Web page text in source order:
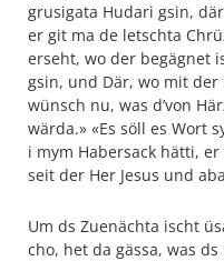
grusigata Hudari gsin,
er git ma de letschta
erseht, wo der begägnet
gsin, und Där, wo mit der
wünsch nu, was d’von
wärda.» «Es söll es Wort
i mym Habersack hätti,
seit der Her Jesus und
Um ds Zuenächta ischt
cho, het da gässa, was